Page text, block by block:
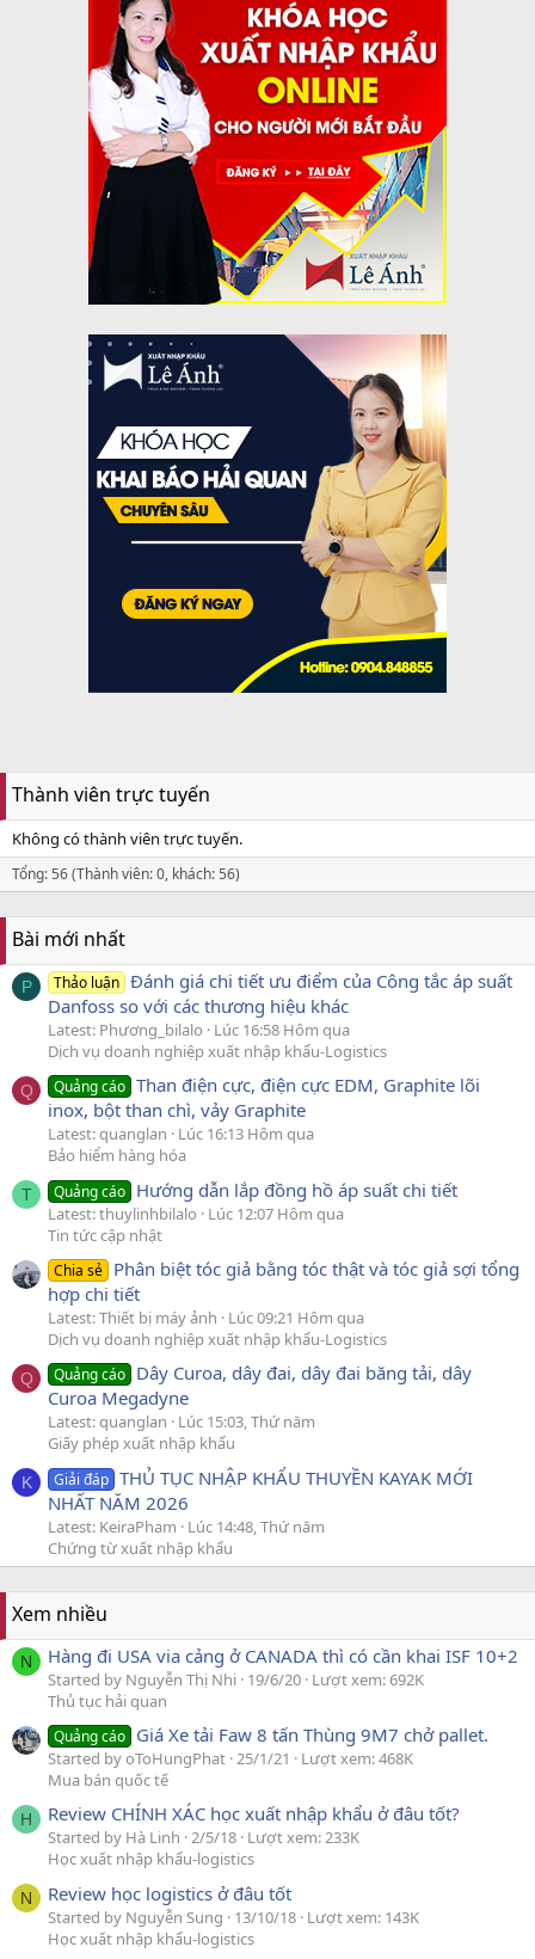
Thành viên trực tuyến
Không có thành viên trực tuyến.
Tổng: 56 (Thành viên: 0, khách: 56)
Bài mới nhất
P Thảo luận Đánh giá chi tiết ưu điểm của Công tắc áp suất
Danfoss so với các thương hiệu khác
Latest: Phương_bilalo
Lúc 16:58 Hôm qua
Dịch vụ doanh nghiệp xuất nhập khẩu-Logistics
Q Quảng cáo Than điện cực, điện cực EDM, Graphite lõi
inox, bột than chì, vảy Graphite
Latest: quanglan
Lúc 16:13 Hôm qua
Bảo hiểm hàng hóa
T Quảng cáo Hướng dẫn lắp đồng hồ áp suất chi tiết
Latest: thuylinhbilalo
Lúc 12:07 Hôm qua
Tin tức cập nhật
Chia sẻ Phân biệt tóc giả bằng tóc thật và tóc giả sợi tổng
hợp chi tiết
Latest: Thiết bị máy ảnh
Lúc 09:21 Hôm qua
Dịch vụ doanh nghiệp xuất nhập khẩu-Logistics
Q Quảng cáo Dây Curoa, dây đai, dây đai băng tải, dây
Curoa Megadyne
Latest: quanglan
Lúc 15:03, Thứ năm
Giấy phép xuất nhập khẩu
K Giải đáp THỦ TỤC NHẬP KHẨU THUYỀN KAYAK MỚI
NHẤT NĂM 2026
Latest: KeiraPham
Lúc 14:48, Thứ năm
Chứng từ xuất nhập khẩu
Xem nhiều
N Hàng đi USA via cảng ở CANADA thì có cần khai ISF 10+2
Started by Nguyễn Thị Nhi 19/6/20 Lượt xem: 692K
Thủ tục hải quan
Quảng cáo Giá Xe tải Faw 8 tấn Thùng 9M7 chở pallet.
Started by oToHungPhat 25/1/21
Lượt xem: 468K
Mua bán quốc tế
H Review CHÍNH XÁC học xuất nhập khẩu ở đâu tốt?
Started by Hà Linh 2/5/18 Lượt xem: 233K
Học xuất nhập khẩu-logistics
N Review học logistics ở đâu tốt
Started by Nguyễn Sung 13/10/18 Lượt xem: 143K
Học xuất nhập khẩu-logistics